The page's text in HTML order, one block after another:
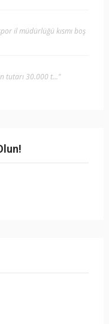
il müdürlüğü kısmı boş
tutarı 30.000 t..."